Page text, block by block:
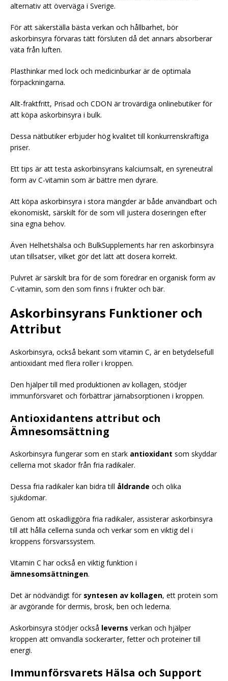
alternativ att överväga i Sverige.
För att säkerställa bästa verkan och hållbarhet, bör
askorbinsyra förvaras tätt försluten då det annars absorberar
väta från luften.
Plasthinkar med lock och medicinburkar är de optimala
förpackningarna.
Allt-fraktfritt, Prisad och CDON är trovärdiga onlinebutiker för
att köpa askorbinsyra i bulk.
Dessa nätbutiker erbjuder hög kvalitet till konkurrenskraftiga
priser.
Ett tips är att testa askorbinsyrans kalciumsalt, en syreneutral
form av C-vitamin som är bättre men dyrare.
Att köpa askorbinsyra i stora mängder är både användbart och
ekonomiskt, särskilt för de som vill justera doseringen efter
sina egna behov.
Även Helhetshälsa och BulkSupplements har ren askorbinsyra
utan tillsatser, vilket gör det lätt att dosera korrekt.
Pulvret är särskilt bra för de som föredrar en organisk form av
C-vitamin, som den som finns i frukter och bär.
Askorbinsyrans Funktioner och
Attribut
Askorbinsyra, också bekant som vitamin C, är en betydelsefull
antioxidant med flera roller i kroppen.
Den hjälper till med produktionen av kollagen, stödjer
immunförsvaret och förbättrar järnabsorptionen i kroppen.
Antioxidantens attribut och
Ämnesomsättning
Askorbinsyra fungerar som en stark antioxidant som skyddar
cellerna mot skador från fria radikaler.
Dessa fria radikaler kan bidra till åldrande och olika
sjukdomar.
Genom att oskadliggöra fria radikaler, assisterar askorbinsyra
till att hålla cellerna sunda och verkar som en viktig del i
kroppens försvarssystem.
Vitamin C har också en viktig funktion i
ämnesomsättningen.
Det är nödvändigt för syntesen av kollagen, ett protein som
är avgörande för dermis, brosk, ben och lederna.
Askorbinsyra stödjer också leverns verkan och hjälper
kroppen att omvandla sockerarter, fetter och proteiner till
energi.
Immunförsvarets Hälsa och Support